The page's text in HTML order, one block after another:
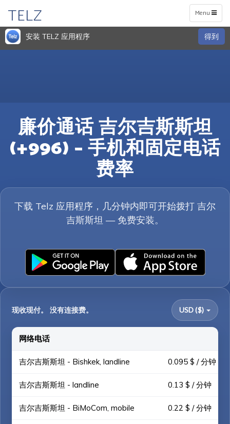
Toggle
navigation
Menu
TELZ
安装 TELZ 应用程序 得到
廉价通话 吉尔吉斯斯坦
(+996) – 手机和固定电话
费率
下载 Telz 应用程序，几分钟内即可开始拨打 吉尔
吉斯斯坦 — 免费安装。
现收现付。 没有连接费。 USD ($)
网络电话
吉尔吉斯斯坦 - Bishkek, landline 0.095 $ / 分钟
吉尔吉斯斯坦 - landline 0.13 $ / 分钟
吉尔吉斯斯坦 - BiMoCom, mobile 0.22 $ / 分钟